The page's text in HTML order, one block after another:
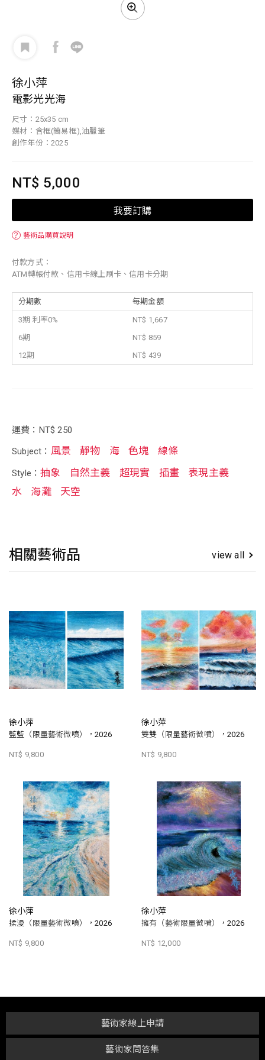
徐小萍
電影光光海
尺寸：25x35 cm
媒材：含框(簡易框),油臘筆
創作年份：2025
NT$ 5,000
我要訂購
？ 藝術品購買說明
付款方式：
ATM轉帳付款、信用卡線上刷卡、信用卡分期
分期數 每期金額
3期 利率0%
NT$ 1,667
6期
NT$ 859
12期
NT$ 439
運費：NT$ 250
Subject： 風景 靜物 海 色塊 線條
Style：抽象 自然主義 超現實 插畫
表現主義
水
海灘 天空
相關藝術品 view all
徐小萍
藍藍（限量藝術微噴），2026
NT$ 9,800
徐小萍
雙雙（限量藝術微噴），2026
NT$ 9,800
徐小萍
揉漫（限量藝術微噴），2026
NT$ 9,800
徐小萍
擁有（藝術限量微噴），2026
NT$ 12,000
藝術家問答集
藝術家線上申請